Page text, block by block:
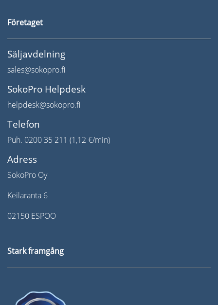
Företaget
Säljavdelning
sales@sokopro.fi
SokoPro Helpdesk
helpdesk@sokopro.fi
Telefon
Puh. 0200 35 211 (1,12 €/min)
Adress
SokoPro Oy
Keilaranta 6
02150 ESPOO
Stark framgång